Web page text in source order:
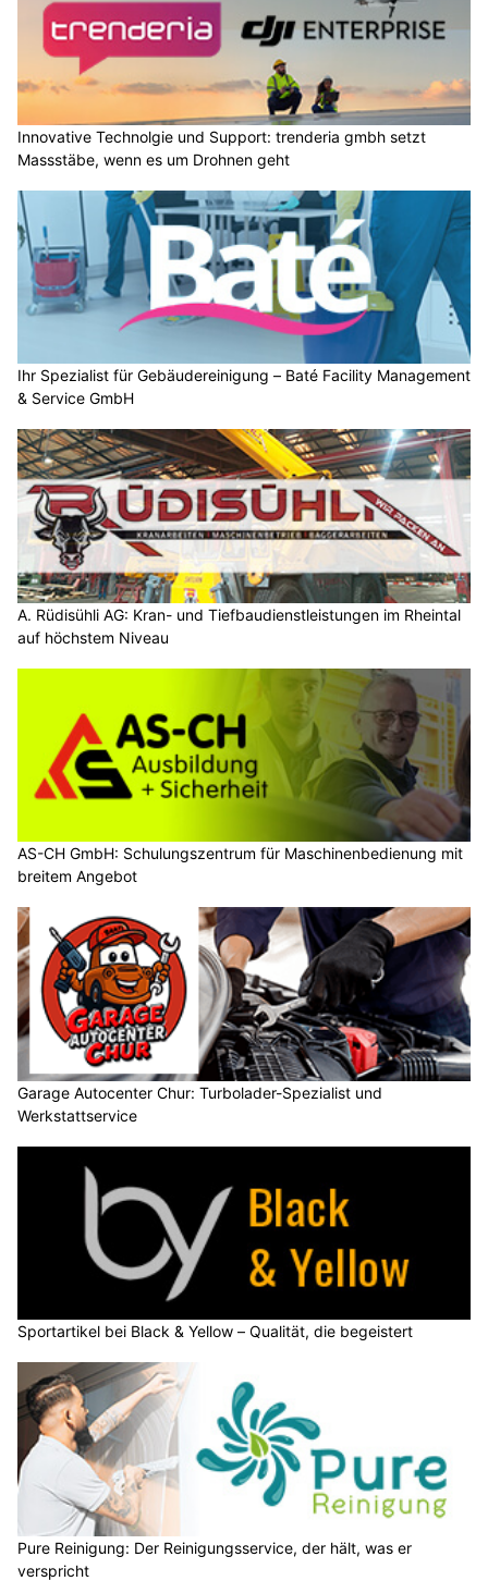
Innovative Technolgie und Support: trenderia gmbh setzt
Massstäbe, wenn es um Drohnen geht
Ihr Spezialist für Gebäudereinigung – Baté Facility Management
& Service GmbH
A. Rüdisühli AG: Kran- und Tiefbaudienstleistungen im Rheintal
auf höchstem Niveau
AS-CH GmbH: Schulungszentrum für Maschinenbedienung mit
breitem Angebot
Garage Autocenter Chur: Turbolader-Spezialist und
Werkstattservice
Sportartikel bei Black & Yellow – Qualität, die begeistert
Pure Reinigung: Der Reinigungsservice, der hält, was er
verspricht